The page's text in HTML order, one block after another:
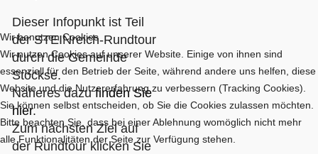
Dieser Infopunkt ist Teil
der STEINreich-Rundtour
durch die Gemeinde
Stöckse.
Näheres dazufinden Sie
hier.
Zum nächsten Ziel auf
der Rundtour klicken Sie
Wir benutzen Cookies
Wir nutzen Cookies auf unserer Website. Einige von ihnen sind
essenziell für den Betrieb der Seite, während andere uns helfen, diese
Website und die Nutzererfahrung zu verbessern (Tracking Cookies).
Sie können selbst entscheiden, ob Sie die Cookies zulassen möchten.
Bitte beachten Sie, dass bei einer Ablehnung womöglich nicht mehr
alle Funktionalitäten der Seite zur Verfügung stehen.